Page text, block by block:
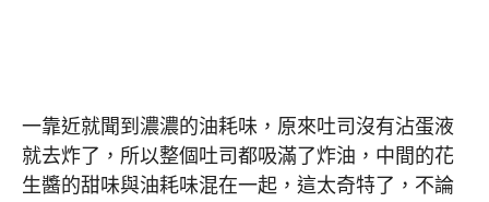
一靠近就聞到濃濃的油耗味，原來吐司沒有沾蛋液
就去炸了，所以整個吐司都吸滿了炸油，中間的花
生醬的甜味與油耗味混在一起，這太奇特了，不論